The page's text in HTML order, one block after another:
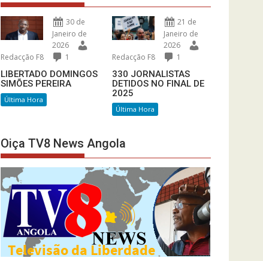
30 de
Janeiro de
2026
Redacção F8
1
LIBERTADO DOMINGOS
SIMÕES PEREIRA
Última Hora
21 de
Janeiro de
2026
Redacção F8
1
330 JORNALISTAS
DETIDOS NO FINAL DE
2025
Última Hora
Oiça TV8 News Angola